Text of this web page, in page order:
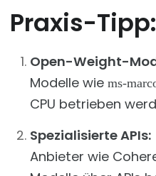
Praxis-
Open-Weight-
Modelle wie ms-
CPU betrieben
Spezialisierte APIs:
Anbieter wie